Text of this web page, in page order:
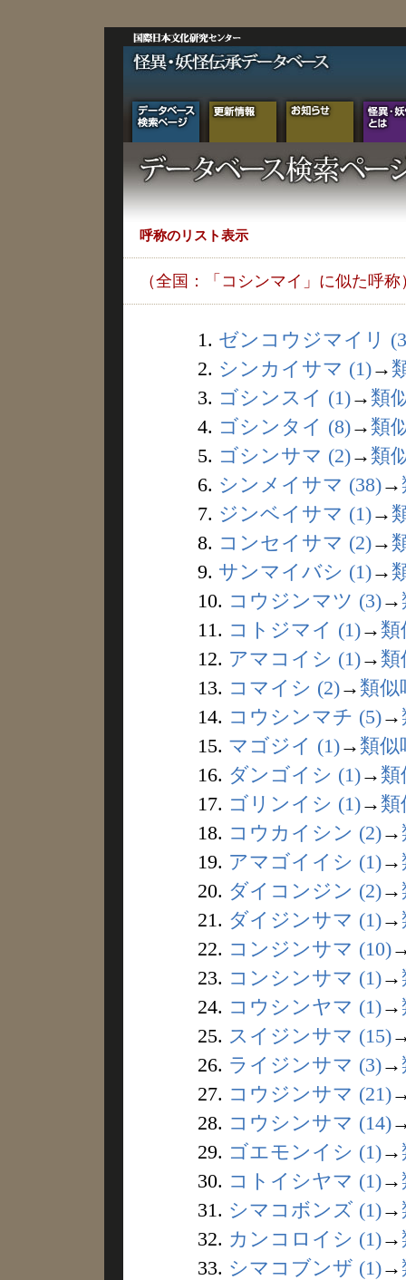
呼称のリスト表示
（全国：「コシンマイ」に似た呼称
1. ゼンコウジマイリ
2. シンカイサマ (1)→
3. ゴシンスイ (1)→ 類
4. ゴシンタイ (8)→ 類
5. ゴシンサマ (2)→ 類
6. シンメイサマ (38)→
7. ジンベイサマ (1)→
8. コンセイサマ (2)→
9. サンマイバシ (1)→
10. コウジンマツ (3)→
11. コトジマイ (1)→ 類
12. アマコイシ (1)→ 類
13. コマイシ (2)→ 類似
14. コウシンマチ (5)→
15. マゴジイ (1)→ 類似
16. ダンゴイシ (1)→ 類
17. ゴリンイシ (1)→ 類
18. コウカイシン (2)→
19. アマゴイイシ (1)→
20. ダイコンジン (2)→
21. ダイジンサマ (1)→
22. コンジンサマ (10)
23. コンシンサマ (1)→
24. コウシンヤマ (1)→
25. スイジンサマ (15)
26. ライジンサマ (3)→
27. コウジンサマ (21)
28. コウシンサマ (14)
29. ゴエモンイシ (1)→
30. コトイシヤマ (1)→
31. シマコボンズ (1)→
32. カンコロイシ (1)→
33. シマコブンザ (1)→